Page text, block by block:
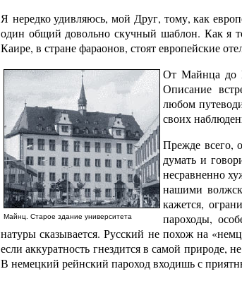
Я нередко удивляюсь, мой Друг, тому, как
один общий довольно скучный шаблон. Как я
Каире, в стране фараонов, стоят европейские
Майнц. Старое здание университета
От Майнца до
Описание
любом
своих
Прежде всего,
думать и
несравненно
нашими
кажется,
пароходы,
натуры сказывается. Русский не похож на
если аккуратность гнездится в самой природе,
В немецкий рейнский пароход входишь с